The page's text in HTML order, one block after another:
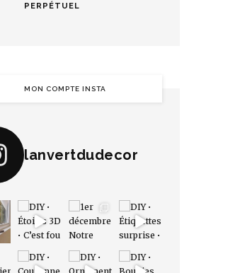
PERPÉTUEL
MON COMPTE INSTA
lanvertdudecor